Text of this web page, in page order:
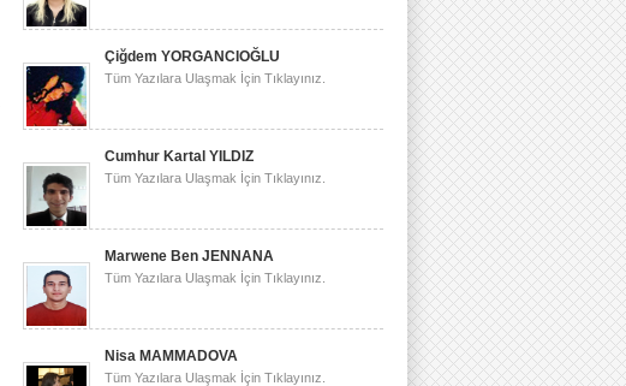
Çiğdem YORGANCIOĞLU
Tüm Yazılara Ulaşmak İçin Tıklayınız.
Cumhur Kartal YILDIZ
Tüm Yazılara Ulaşmak İçin Tıklayınız.
Marwene Ben JENNANA
Tüm Yazılara Ulaşmak İçin Tıklayınız.
Nisa MAMMADOVA
Tüm Yazılara Ulaşmak İçin Tıklayınız.